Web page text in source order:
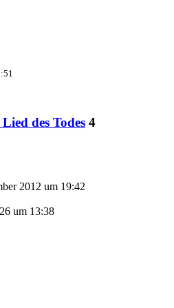
des Todes 4
2012 um 19:42
um 13:38